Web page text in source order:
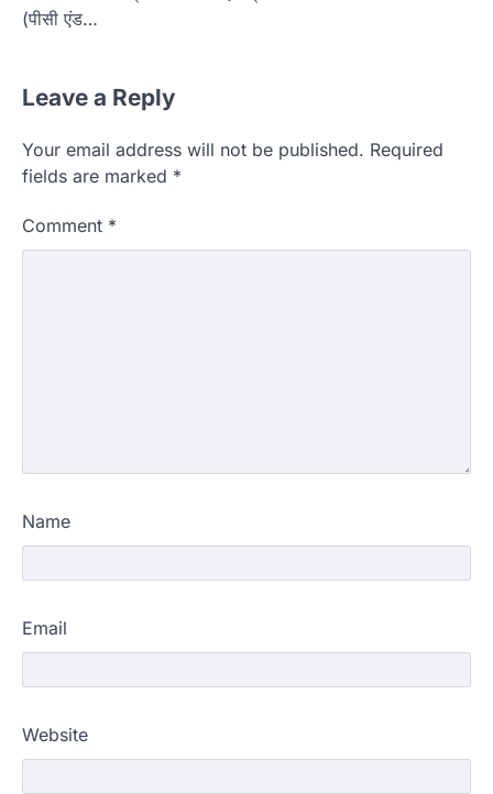
(पीसी एंड…
Leave a Reply
Your email address will not be published. Required
fields are marked *
Comment *
Name
Email
Website